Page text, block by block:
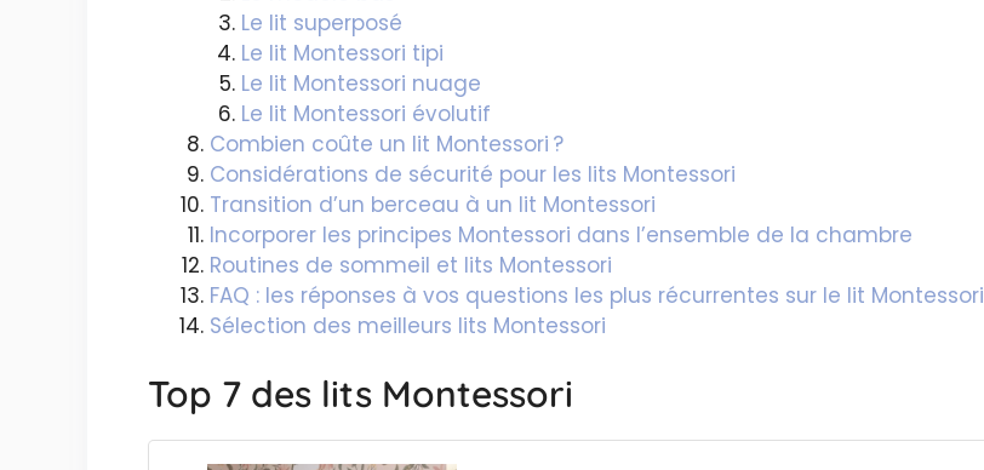
Le lit superposé
Le lit Montessori tipi
Le lit Montessori nuage
Le lit Montessori évolutif
Combien coûte un lit Montessori ?
Considérations de sécurité pour les lits Montessori
Transition d’un berceau à un lit Montessori
Incorporer les principes Montessori dans l’ensemble de la chambre
Routines de sommeil et lits Montessori
FAQ : les réponses à vos questions les plus récurrentes sur le lit Montessori
Sélection des meilleurs lits Montessori
Top 7 des lits Montessori